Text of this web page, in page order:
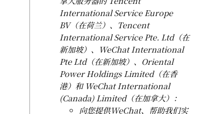
International Service Europe
BV（在荷兰）、Tencent
International Service Pte. Ltd（在
新加坡）、WeChat International
Pte Ltd（在新加坡）、Oriental
Power Holdings Limited（在香
港）和 WeChat International
(Canada) Limited（在加拿大）：
向您提供WeChat、帮助我们实